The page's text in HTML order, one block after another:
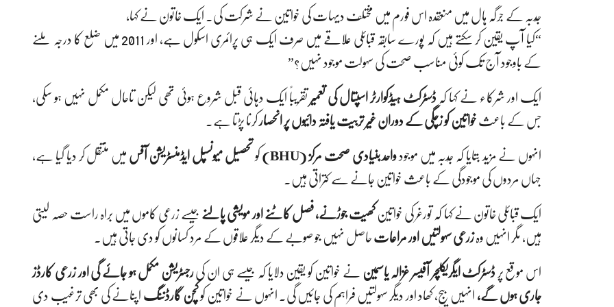
جُدبہ کے جرگہ ہال میں منعقدہ اس فورم میں مختلف دیہات کی خواتین نے شرکت کی۔ ایک خاتون نے کہا،
“کیا آپ یقین کر سکتے ہیں کہ پورے سابقہ قبائلی علاقے میں صرف ایک ہی پرائمری اسکول ہے، اور 2011 میں ضلع کا درجہ ملنے
کے باوجود آج تک کوئی مناسب صحت کی سہولت موجود نہیں؟”
ایک اور شرکاء نے کہا کہ ڈسٹرکٹ ہیڈکوارٹر اسپتال کی تعمیر تقریباً ایک دہائی قبل شروع ہوئی تھی لیکن تاحال مکمل نہیں ہو سکی،
جس کے باعث خواتین کو زچگی کے دوران غیر تربیت یافتہ دائیوں پر انحصار کرنا پڑتا ہے۔
انہوں نے مزید بتایا کہ جُدبہ میں موجود واحد بنیادی صحت مرکز (BHU) کو تحصیل میونسپل ایڈمنسٹریشن آفس میں منتقل کر دیا گیا ہے،
جہاں مردوں کی موجودگی کے باعث خواتین جانے سے کتراتی ہیں۔
ایک قبائلی خاتون نے کہا کہ تورغر کی خواتین کھیت جوڑنے، فصل کاٹنے اور مویشی پالنے جیسے زرعی کاموں میں براہ راست حصہ لیتی
ہیں، مگر انہیں وہزرعی سہولتیں اور مراعات حاصل نہیں جو صوبے کے دیگر علاقوں کے مرد کسانوں کو دی جاتی ہیں۔
اس موقع پر ڈسٹرکٹ ایگریکلچر آفیسر غزالہ یاسمین نے خواتین کو یقین دلایا کہ جیسے ہی ان کیرجسٹریشن مکمل ہو جائے گی اور زرعی کارڈز
جاری ہوں گے، انہیں بیج، کھاد اور دیگر سہولتیں فراہم کی جائیں گی۔ انہوں نے خواتین کو کچن گارڈننگ اپنانے کی بھی ترغیب دی